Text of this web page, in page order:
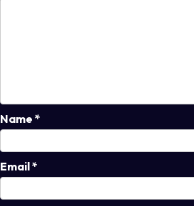
Name *
Email*